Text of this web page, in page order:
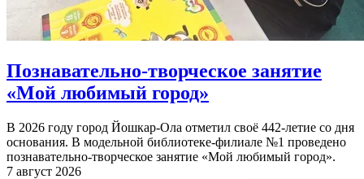
Познавательно-творческое занятие
«Мой любимый город»
В 2026 году город Йошкар-Ола отметил своё 442-летие со дня
основания. В модельной библиотеке-филиале №1 проведено
познавательно-творческое занятие «Мой любимый город».
7 август 2026